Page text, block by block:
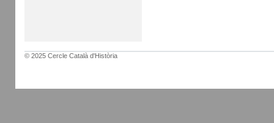
© 2025 Cercle Català d'Història